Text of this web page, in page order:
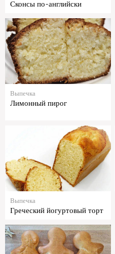
Сконсы по-английски
Выпечка
Лимонный пирог
Выпечка
Греческий йогуртовый торт